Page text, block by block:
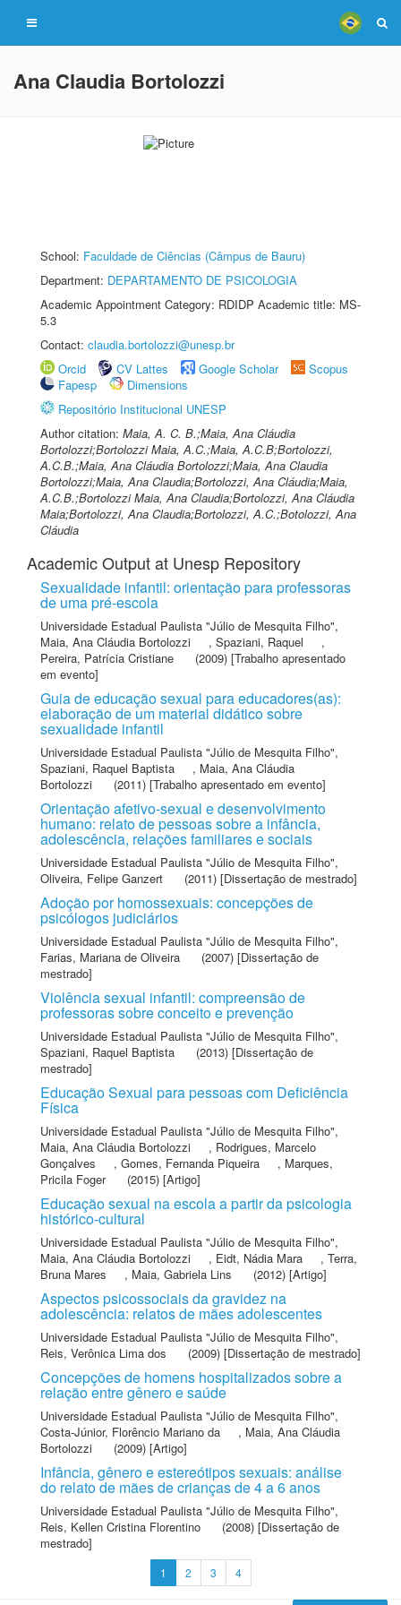
Ana Claudia Bortolozzi
School: Faculdade de Ciências (Câmpus de Bauru)
Department: DEPARTAMENTO DE PSICOLOGIA
Academic Appointment Category: RDIDP Academic title: MS-
5.3
Contact: claudia.bortolozzi@unesp.br
Orcid
CV Lattes Google Scholar
Scopus
Fapesp
Dimensions
Repositório Institucional UNESP
Author citation: Maia, A. C. B.;Maia, Ana Cláudia
Bortolozzi;Bortolozzi Maia, A.C.;Maia, A.C.B;Bortolozzi,
A.C.B.;Maia, Ana Cláudia Bortolozzi;Maia, Ana Claudia
Bortolozzi;Maia, Ana Claudia;Bortolozzi, Ana Cláudia;Maia,
A.C.B.;Bortolozzi Maia, Ana Claudia;Bortolozzi, Ana Cláudia
Maia;Bortolozzi, Ana Claudia;Bortolozzi, A.C.;Botolozzi, Ana
Cláudia
Academic Output at Unesp Repository
Sexualidade infantil: orientação para professoras
de uma pré-escola
Universidade Estadual Paulista "Júlio de Mesquita Filho",
Maia, Ana Cláudia Bortolozzi
, Spaziani, Raquel
,
Pereira, Patrícia Cristiane
(2009) [Trabalho apresentado
em evento]
Guia de educação sexual para educadores(as):
elaboração de um material didático sobre
sexualidade infantil
Universidade Estadual Paulista "Júlio de Mesquita Filho",
Spaziani, Raquel Baptista
, Maia, Ana Cláudia
Bortolozzi
(2011) [Trabalho apresentado em evento]
Orientação afetivo-sexual e desenvolvimento
humano: relato de pessoas sobre a infância,
adolescência, relações familiares e sociais
Universidade Estadual Paulista "Júlio de Mesquita Filho",
Oliveira, Felipe Ganzert
(2011) [Dissertação de mestrado]
Adoção por homossexuais: concepções de
psicólogos judiciários
Universidade Estadual Paulista "Júlio de Mesquita Filho",
Farias, Mariana de Oliveira
(2007) [Dissertação de
mestrado]
Violência sexual infantil: compreensão de
professoras sobre conceito e prevenção
Universidade Estadual Paulista "Júlio de Mesquita Filho",
Spaziani, Raquel Baptista
(2013) [Dissertação de
mestrado]
Educação Sexual para pessoas com Deficiência
Física
Universidade Estadual Paulista "Júlio de Mesquita Filho",
Maia, Ana Cláudia Bortolozzi
, Rodrigues, Marcelo
Gonçalves
, Gomes, Fernanda Piqueira , Marques,
Pricila Foger
(2015) [Artigo]
Educação sexual na escola a partir da psicologia
histórico-cultural
Universidade Estadual Paulista "Júlio de Mesquita Filho",
Maia, Ana Cláudia Bortolozzi
, Eidt, Nádia Mara , Terra,
Bruna Mares
, Maia, Gabriela Lins (2012) [Artigo]
Aspectos psicossociais da gravidez na
adolescência: relatos de mães adolescentes
Universidade Estadual Paulista "Júlio de Mesquita Filho",
Reis, Verônica Lima dos
(2009) [Dissertação de mestrado]
Concepções de homens hospitalizados sobre a
relação entre gênero e saúde
Universidade Estadual Paulista "Júlio de Mesquita Filho",
Costa-Júnior, Florêncio Mariano da
, Maia, Ana Cláudia
Bortolozzi
(2009) [Artigo]
Infância, gênero e estereótipos sexuais: análise
do relato de mães de crianças de 4 a 6 anos
Universidade Estadual Paulista "Júlio de Mesquita Filho",
Reis, Kellen Cristina Florentino
(2008) [Dissertação de
mestrado]
1 2 3 4